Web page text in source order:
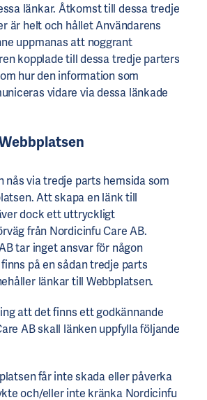
länkar. Åtkomst till dessa tredje
är helt och hållet Användarens
uppmanas att noggrant
kopplade till dessa tredje parters
hur den information som
vidare via dessa länkade
nås via tredje parts hemsida som
Att skapa en länk till
dock ett uttryckligt
från Nordicinfu Care AB.
tar inget ansvar för någon
på en sådan tredje parts
länkar till Webbplatsen.
att det finns ett godkännande
AB skall länken uppfylla följande
får inte skada eller påverka
och/eller inte kränka Nordicinfu